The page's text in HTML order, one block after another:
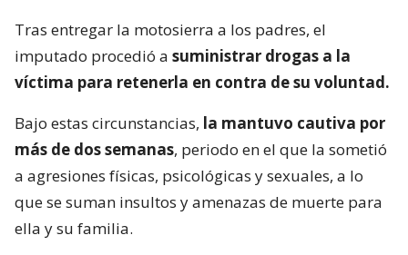
Tras entregar la motosierra a los padres, el
imputado procedió a suministrar drogas a la
víctima para retenerla en contra de su voluntad.
Bajo estas circunstancias, la mantuvo cautiva por
más de dos semanas, periodo en el que la sometió
a agresiones físicas, psicológicas y sexuales, a lo
que se suman insultos y amenazas de muerte para
ella y su familia.